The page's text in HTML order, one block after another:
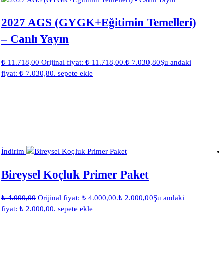
2027 AGS (GYGK+Eğitimin Temelleri)
– Canlı Yayın
₺11.718,00 Orijinal fiyat: ₺ 11.718,00.₺ 7.030,80Şu andaki
fiyat: ₺ 7.030,80. sepete ekle
İndirim
Bireysel Koçluk Primer Paket
₺4.000,00 Orijinal fiyat: ₺ 4.000,00.₺ 2.000,00Şu andaki
fiyat: ₺ 2.000,00. sepete ekle